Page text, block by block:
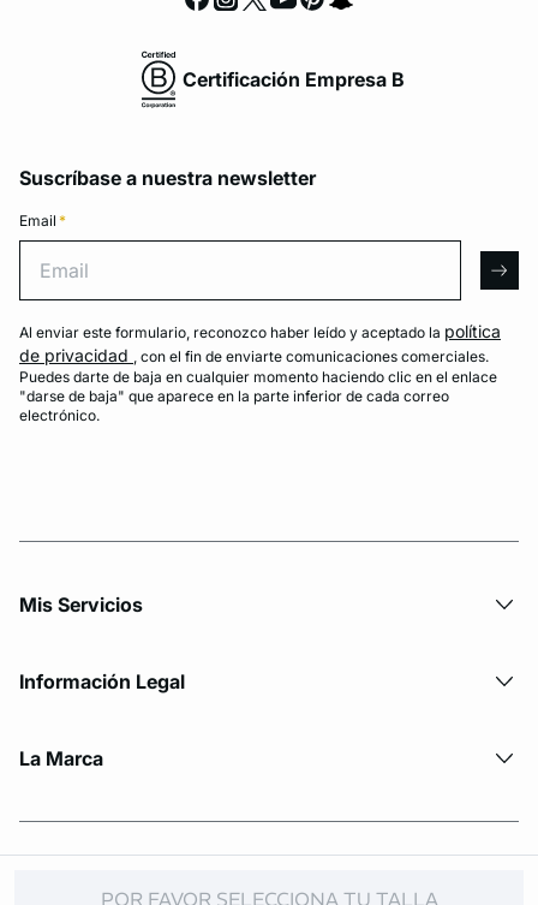
POR FAVOR SELECCIONA TU TALLA
Certificación Empresa B
Suscríbase a nuestra newsletter
Email *
Al enviar este formulario, reconozco haber leído y aceptado la política
de privacidad , con el fin de enviarte comunicaciones comerciales.
Puedes darte de baja en cualquier momento haciendo clic en el enlace
"darse de baja" que aparece en la parte inferior de cada correo
electrónico.
Mis Servicios
Información Legal
La Marca